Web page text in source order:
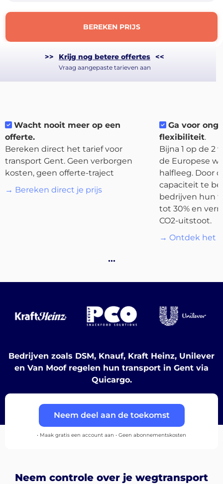
platform
Bestemmingen
Nederlands
Inloggen
BEREKEN PRIJS
>> Krijg nog betere offertes <<
Vraag aangepaste tarieven aan
Wacht nooit meer op een
offerte.
Bereken direct het tarief voor
transport Gent. Geen verborgen
kosten, geen offerte-traject
→ Bereken direct je prijs
Ga voor
flexibiliteit.
Bijna 1 op de 2
de Europese
halfleeg. Door
capaciteit te
bedrijven hun
tot 30% en
CO2-uitstoot.
→ Ontdek het
…
Bedrijven zoals DSM, Knauf, Kraft Heinz, Unilever
en Van Moof regelen hun transport in Gent via
Quicargo.
Neem deel aan de toekomst
• Maak gratis een account aan • Geen abonnementskosten
Neem controle over je wegtransport